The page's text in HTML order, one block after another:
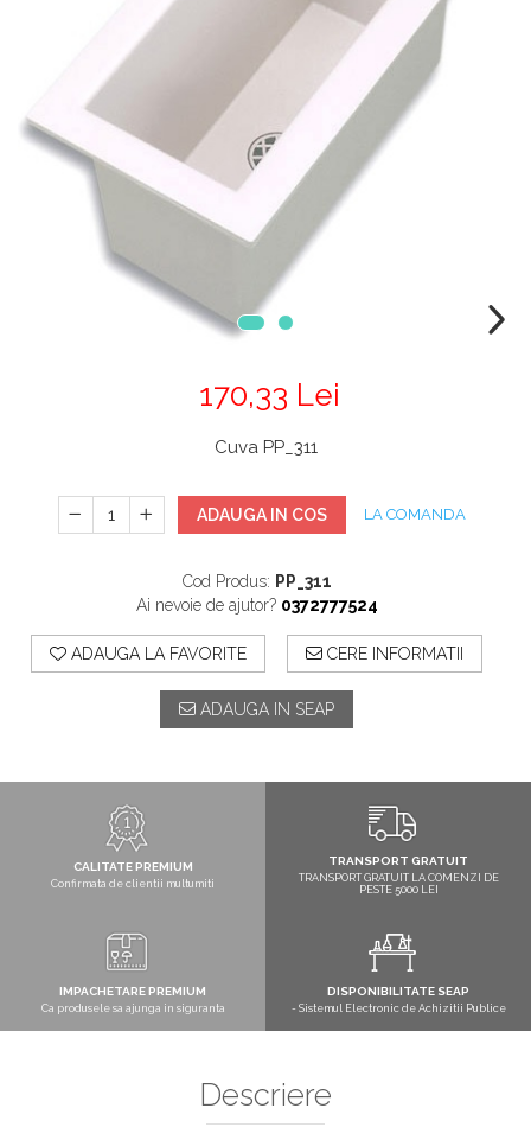
Mobilier medical
Uscatoare de sticlarie
Ventilatie / Exhaustare
Dulapuri De Laborator/Corpuri
Dulapuri la sol
Dulapuri under-bench mobile
Mobilier Pentru Autolaborator
170,33 Lei
Cuva PP_311
ADAUGA IN COS LA COMANDA
Cod Produs: PP_311
Ai nevoie de ajutor? 0372777524
ADAUGA LA FAVORITE CERE INFORMATII
ADAUGA IN SEAP
CALITATE PREMIUM
Confirmata de clientii multumiti
TRANSPORT GRATUIT
TRANSPORT GRATUIT LA COMENZI DE
PESTE 5000 LEI
IMPACHETARE PREMIUM
Ca produsele sa ajunga in siguranta
DISPONIBILITATE SEAP
- Sistemul Electronic de Achizitii Publice
Descriere